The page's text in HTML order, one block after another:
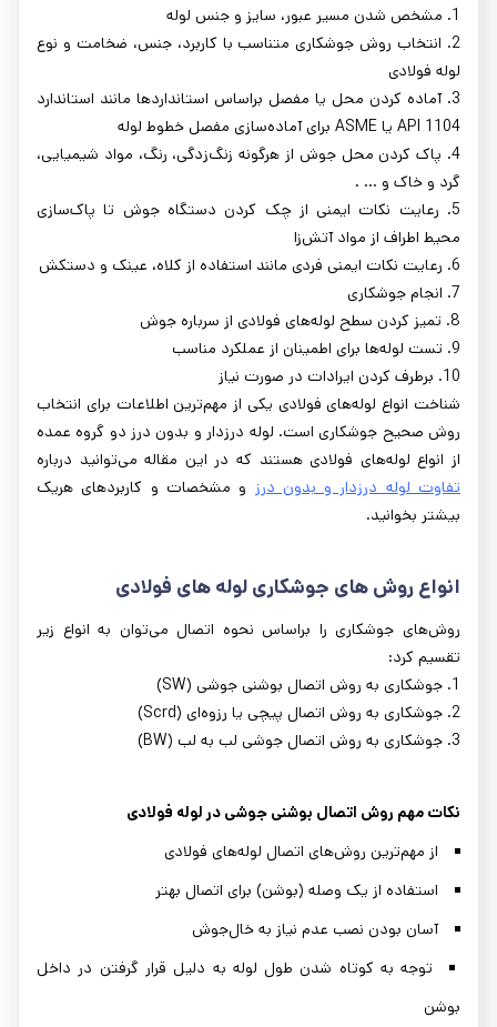
1. مشخص شدن مسیر عبور، سایز و جنس لوله
2. انتخاب روش جوشکاری متناسب با کاربرد، جنس، ضخامت و نوع
لوله فولادی
3. آماده کردن محل یا مفصل براساس استانداردها مانند استاندارد
API 1104 یا ASME برای آماده‌سازی مفصل خطوط لوله
4. پاک کردن محل جوش از هرگونه زنگ‌زدگی، رنگ، مواد شیمیایی،
گرد و خاک و ... .
5. رعایت نکات ایمنی از چک کردن دستگاه جوش تا پاک‌سازی
محیط اطراف از مواد آتش‌زا
6. رعایت نکات ایمنی فردی مانند استفاده از کلاه، عینک و دستکش
7. انجام جوشکاری
8. تمیز کردن سطح لوله‌های فولادی از سرباره جوش
9. تست لوله‌ها برای اطمینان از عملکرد مناسب
10. برطرف کردن ایرادات در صورت نیاز
شناخت انواع لوله‌های فولادی یکی از مهم‌ترین اطلاعات برای انتخاب
روش صحیح جوشکاری است. لوله درزدار و بدون درز دو گروه عمده
از انواع لوله‌های فولادی هستند که در این مقاله می‌توانید درباره
تفاوت لوله‌ درزدار و بدون درز و مشخصات و کاربردهای هریک
بیشتر بخوانید.
انواع روش‌ های جوشکاری لوله‌ های فولادی
روش‌های جوشکاری را براساس نحوه اتصال می‌توان به انواع زیر
تقسیم کرد:
1. جوشکاری به روش اتصال بوشنی جوشی (SW)
2. جوشکاری به روش اتصال پیچی یا رزوه‌ای (Scrd)
3. جوشکاری به روش اتصال جوشی لب به لب (BW)
نکات مهم روش اتصال بوشنی جوشی در لوله فولادی
از مهم‌ترین روش‌های اتصال لوله‌های فولادی
استفاده از یک وصله (بوشن) برای اتصال بهتر
آسان بودن نصب عدم نیاز به خال‌جوش
توجه به کوتاه شدن طول لوله به دلیل قرار گرفتن در داخل
بوشن